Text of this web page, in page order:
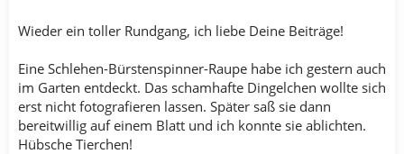
Wieder ein toller Rundgang, ich liebe Deine Beiträge!
Eine Schlehen-Bürstenspinner-Raupe habe ich gestern auch
im Garten entdeckt. Das schamhafte Dingelchen wollte sich
erst nicht fotografieren lassen. Später saß sie dann
bereitwillig auf einem Blatt und ich konnte sie ablichten.
Hübsche Tierchen!